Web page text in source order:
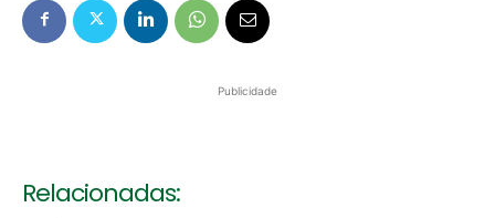
Publicidade
Relacionadas: